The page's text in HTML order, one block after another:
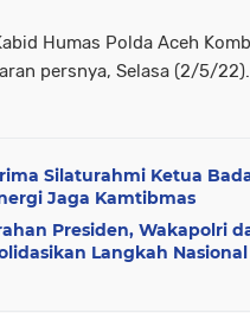
Humas Polda Aceh
persnya, Selasa (2/5/22).
Silaturahmi Ketua
Jaga Kamtibmas
Presiden, Wakapolri
Langkah